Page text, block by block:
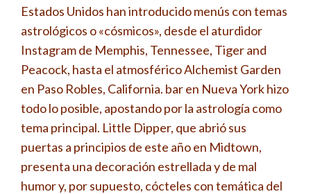
Estados Unidos han introducido menús con temas
astrológicos o «cósmicos», desde el aturdidor
Instagram de Memphis, Tennessee, Tiger and
Peacock, hasta el atmosférico Alchemist Garden
en Paso Robles, California. bar en Nueva York hizo
todo lo posible, apostando por la astrología como
tema principal. Little Dipper, que abrió sus
puertas a principios de este año en Midtown,
presenta una decoración estrellada y de mal
humor y, por supuesto, cócteles con temática del